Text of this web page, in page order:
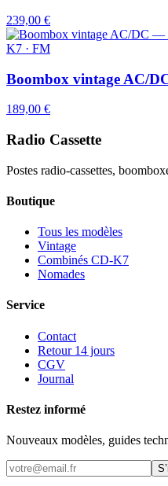
239,00 €
K7 · FM
Boombox vintage AC/
189,00 €
Radio Cassette
Postes radio-cassettes,
Boutique
Tous les modèles
Vintage
Combinés CD-K7
Nomades
Service
Contact
Retour 14 jours
CGV
Journal
Restez informé
Nouveaux modèles, guides